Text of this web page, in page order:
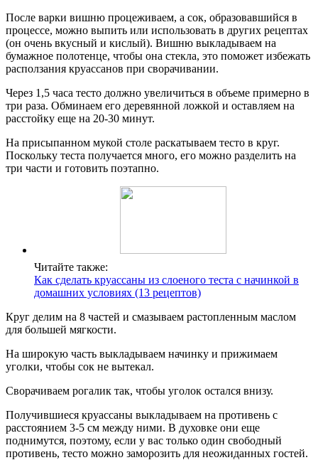
После варки вишню процеживаем, а сок, образовавшийся в
процессе, можно выпить или использовать в других рецептах
(он очень вкусный и кислый). Вишню выкладываем на
бумажное полотенце, чтобы она стекла, это поможет избежать
расползания круассанов при сворачивании.
Через 1,5 часа тесто должно увеличиться в объеме примерно в
три раза. Обминаем его деревянной ложкой и оставляем на
расстойку еще на 20-30 минут.
На присыпанном мукой столе раскатываем тесто в круг.
Поскольку теста получается много, его можно разделить на
три части и готовить поэтапно.
Читайте также:
Как сделать круассаны из слоеного теста с начинкой в
домашних условиях (13 рецептов)
Круг делим на 8 частей и смазываем растопленным маслом
для большей мягкости.
На широкую часть выкладываем начинку и прижимаем
уголки, чтобы сок не вытекал.
Сворачиваем рогалик так, чтобы уголок остался внизу.
Получившиеся круассаны выкладываем на противень с
расстоянием 3-5 см между ними. В духовке они еще
поднимутся, поэтому, если у вас только один свободный
противень, тесто можно заморозить для неожиданных гостей.